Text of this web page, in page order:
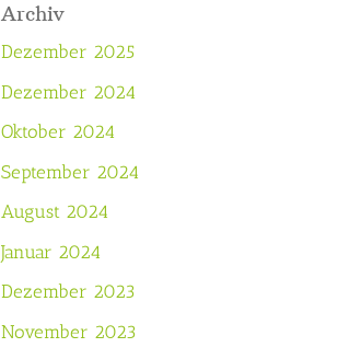
Archiv
Dezember 2025
Dezember 2024
Oktober 2024
September 2024
August 2024
Januar 2024
Dezember 2023
November 2023